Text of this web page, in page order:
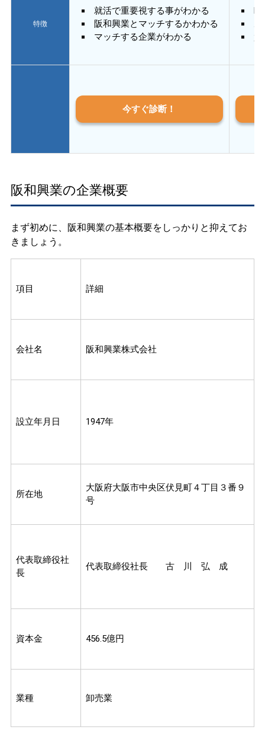
特徴
就活で重要視する事がわかる
阪和興業とマッチするかわかる
マッチする企業がわかる
質
今すぐ診断！
阪和興業の企業概要
まず初めに、阪和興業の基本概要をしっかりと抑えてお
きましょう。
項目 詳細
会社名 阪和興業株式会社
設立年月日 1947年
所在地
大阪府大阪市中央区伏見町４丁目３番９
号
代表取締役社
長
代表取締役社長 古 川 弘 成
資本金 456.5億円
業種 卸売業